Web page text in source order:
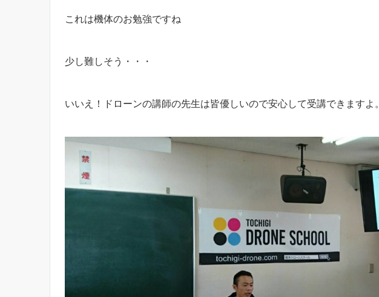
これは機体のお勉強ですね
少し難しそう・・・
いいえ！ドローンの講師の先生は皆優しいので安心して受講できますよ。